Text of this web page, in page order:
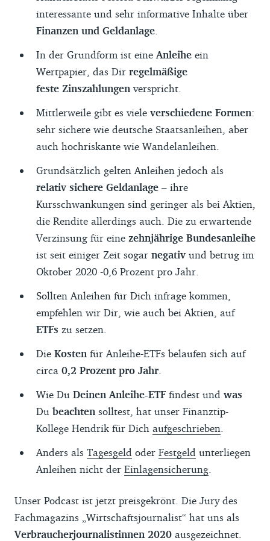
interessante und sehr informative Inhalte über
Finanzen und Geldanlage
In der Grundform ist eine Anleihe ein
Wertpapier, das Dir regelmäßige
feste Zinszahlungen verspricht.
Mittlerweile gibt es vieleverschiedene Formen:
sehr sichere wie deutsche Staatsanleihen, aber
auch hochriskante wie Wandelanleihen.
Grundsätzlich gelten Anleihen jedoch als
relativ sichere Geldanlage – ihre
Kursschwankungen sind geringer als bei Aktien,
die Rendite allerdings auch. Die zu erwartende
Verzinsung für eine zehnjährige Bundesanleihe
ist seit einiger Zeit sogar negativ und betrug im
Oktober 2020 -0,6 Prozent pro Jahr.
Sollten Anleihen für Dich infrage kommen,
empfehlen wir Dir, wie auch bei Aktien, auf
ETFs zu setzen.
Die Kosten für Anleihe-ETFs belaufen sich auf
circa 0,2 Prozent pro Jahr
Wie Du Deinen Anleihe-ETF findest und was
Du beachten solltest, hat unser Finanztip-
Kollege Hendrik für Dich aufgeschrieben
Anders als Tagesgeld oder Festgeld unterliegen
Anleihen nicht der Einlagensicherung
Unser Podcast ist jetzt preisgekrönt. Die Jury des
Fachmagazins „Wirtschaftsjournalist“ hat uns als
Verbraucherjournalistinnen 2020 ausgezeichnet.